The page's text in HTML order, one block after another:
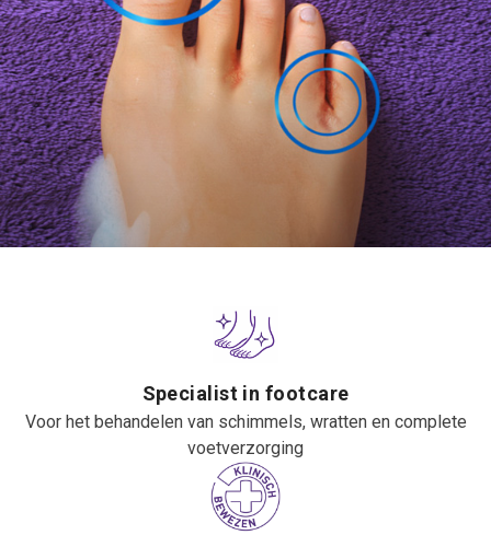
Specialist in footcare
Voor het behandelen van schimmels, wratten en complete
voetverzorging